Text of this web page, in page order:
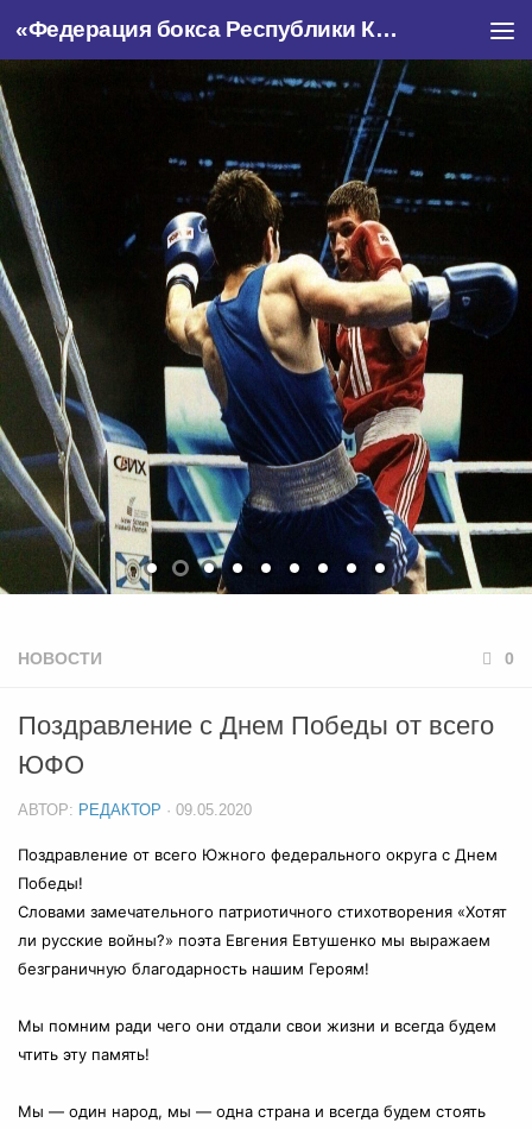
«Федерация бокса Республики Крым»
НОВОСТИ 0
Поздравление с Днем Победы от всего
ЮФО
АВТОР: РЕДАКТОР · 09.05.2020
Поздравление от всего Южного федерального округа с Днем
Победы!
Словами замечательного патриотичного стихотворения «Хотят
ли русские войны?» поэта Евгения Евтушенко мы выражаем
безграничную благодарность нашим Героям!
Мы помним ради чего они отдали свои жизни и всегда будем
чтить эту память!
Мы — один народ, мы — одна страна и всегда будем стоять